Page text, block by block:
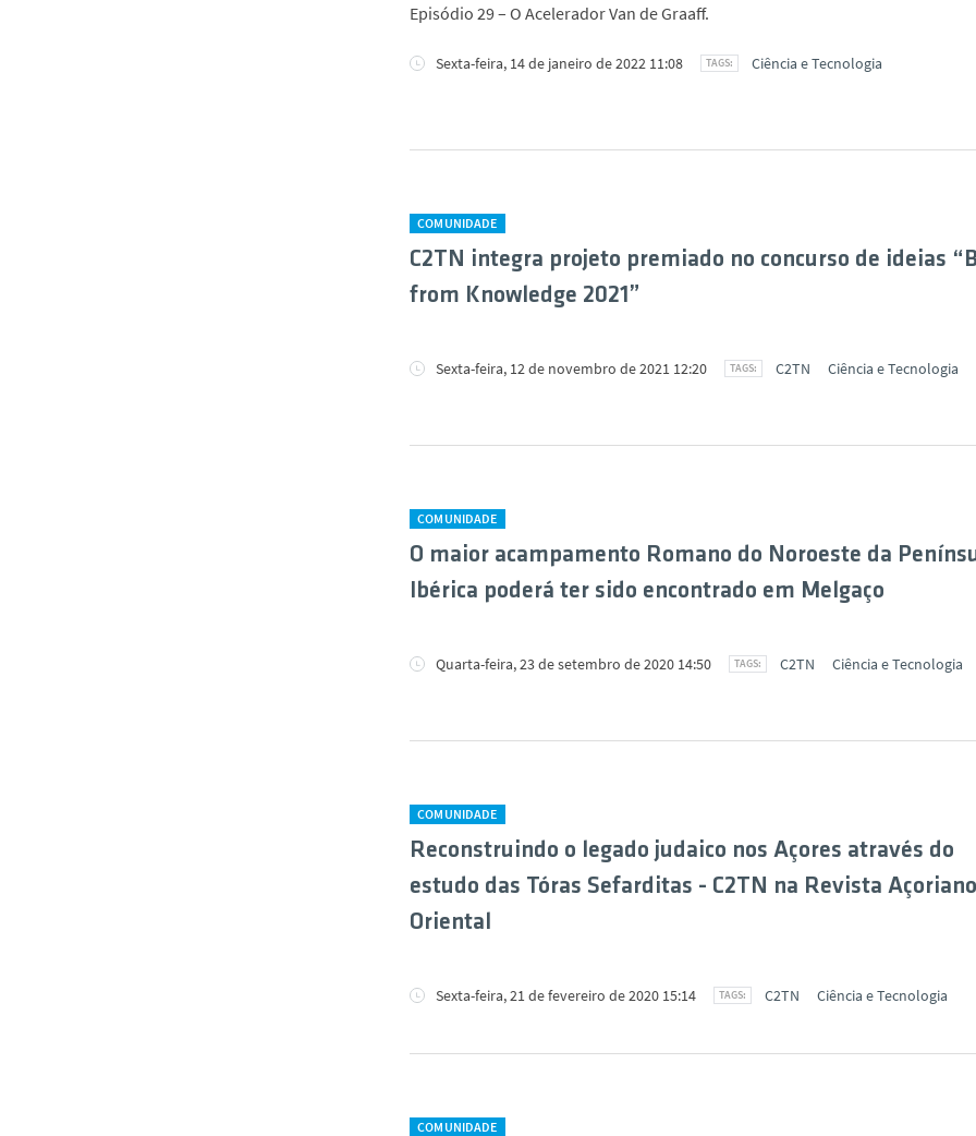
Sexta-feira, 14 de janeiro de 2022 11:08 Ciência e Tecnologia
Episódio 29 – O Acelerador Van de Graaff.
COMUNIDADE
C2TN integra projeto premiado no concurso de ideias
from Knowledge 2021”
Sexta-feira, 12 de novembro de 2021 12:20 C2TN Ciência e Tecnologia
COMUNIDADE
O maior acampamento Romano do Noroeste da
Ibérica poderá ter sido encontrado em Melgaço
Quarta-feira, 23 de setembro de 2020 14:50 C2TN Ciência e Tecnologia
COMUNIDADE
Reconstruindo o legado judaico nos Açores através do
estudo das Tóras Sefarditas - C2TN na Revista Açoriano
Oriental
Sexta-feira, 21 de fevereiro de 2020 15:14 C2TN Ciência e Tecnologia
COMUNIDADE